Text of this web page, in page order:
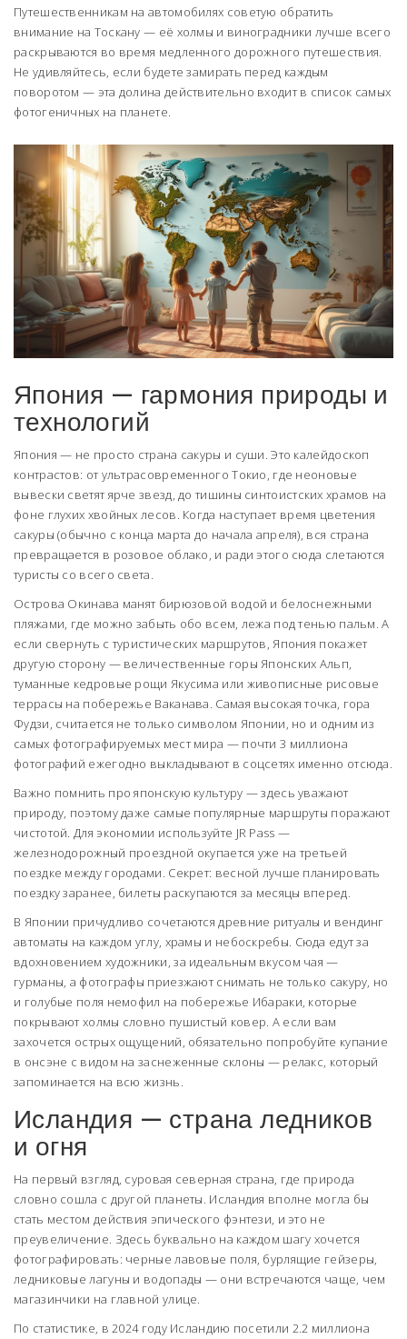
Путешественникам на автомобилях советую обратить
внимание на Тоскану — её холмы и виноградники лучше всего
раскрываются во время медленного дорожного путешествия.
Не удивляйтесь, если будете замирать перед каждым
поворотом — эта долина действительно входит в список самых
фотогеничных на планете.
Япония — гармония природы и
технологий
Япония — не просто страна сакуры и суши. Это калейдоскоп
контрастов: от ультрасовременного Токио, где неоновые
вывески светят ярче звезд, до тишины синтоистских храмов на
фоне глухих хвойных лесов. Когда наступает время цветения
сакуры (обычно с конца марта до начала апреля), вся страна
превращается в розовое облако, и ради этого сюда слетаются
туристы со всего света.
Острова Окинава манят бирюзовой водой и белоснежными
пляжами, где можно забыть обо всем, лежа под тенью пальм. А
если свернуть с туристических маршрутов, Япония покажет
другую сторону — величественные горы Японских Альп,
туманные кедровые рощи Якуcима или живописные рисовые
террасы на побережье Ваканава. Самая высокая точка, гора
Фудзи, считается не только символом Японии, но и одним из
самых фотографируемых мест мира — почти 3 миллиона
фотографий ежегодно выкладывают в соцсетях именно отсюда.
Важно помнить про японскую культуру — здесь уважают
природу, поэтому даже самые популярные маршруты поражают
чистотой. Для экономии используйте JR Pass —
железнодорожный проездной окупается уже на третьей
поездке между городами. Секрет: весной лучше планировать
поездку заранее, билеты раскупаются за месяцы вперед.
В Японии причудливо сочетаются древние ритуалы и вендинг
автоматы на каждом углу, храмы и небоскребы. Сюда едут за
вдохновением художники, за идеальным вкусом чая —
гурманы, а фотографы приезжают снимать не только сакуру, но
и голубые поля немофил на побережье Ибараки, которые
покрывают холмы словно пушистый ковер. А если вам
захочется острых ощущений, обязательно попробуйте купание
в онсэне с видом на заснеженные склоны — релакс, который
запоминается на всю жизнь.
Исландия — страна ледников
и огня
На первый взгляд, суровая северная страна, где природа
словно сошла с другой планеты. Исландия вполне могла бы
стать местом действия эпического фэнтези, и это не
преувеличение. Здесь буквально на каждом шагу хочется
фотографировать: черные лавовые поля, бурлящие гейзеры,
ледниковые лагуны и водопады — они встречаются чаще, чем
магазинчики на главной улице.
По статистике, в 2024 году Исландию посетили 2.2 миллиона